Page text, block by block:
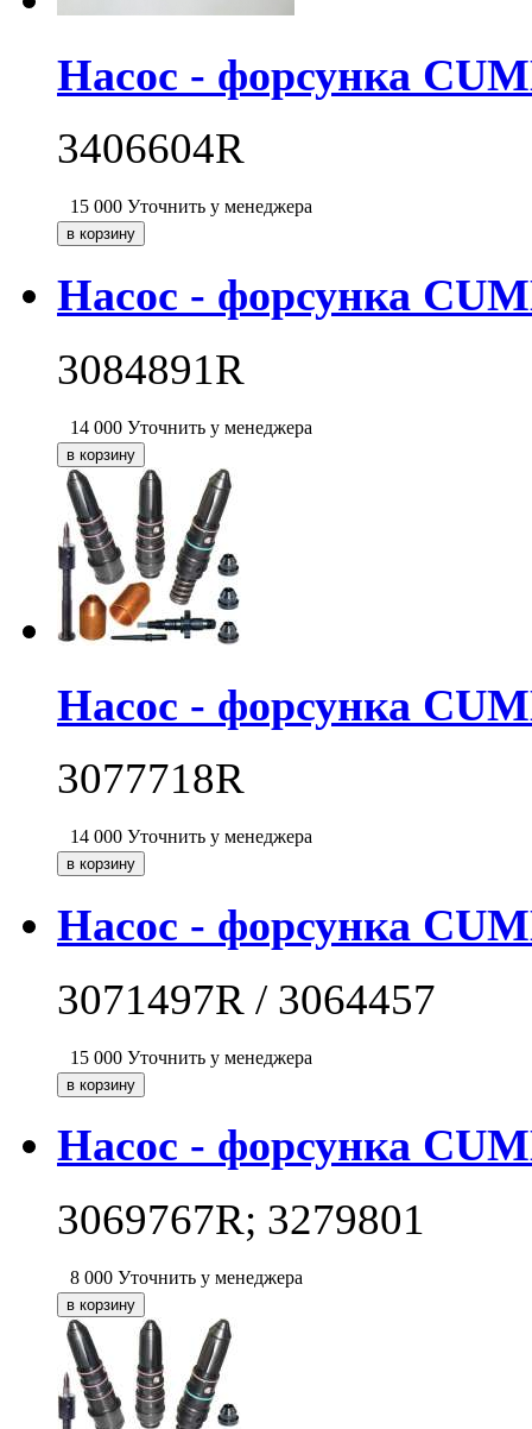
Насос - форсунка
3406604R
15 000 Уточнить у менеджера
Насос - форсунка
3084891R
14 000 Уточнить у менеджера
Насос - форсунка
3077718R
14 000 Уточнить у менеджера
Насос - форсунка
3071497R / 3064457
15 000 Уточнить у менеджера
Насос - форсунка
3069767R; 3279801
8 000 Уточнить у менеджера